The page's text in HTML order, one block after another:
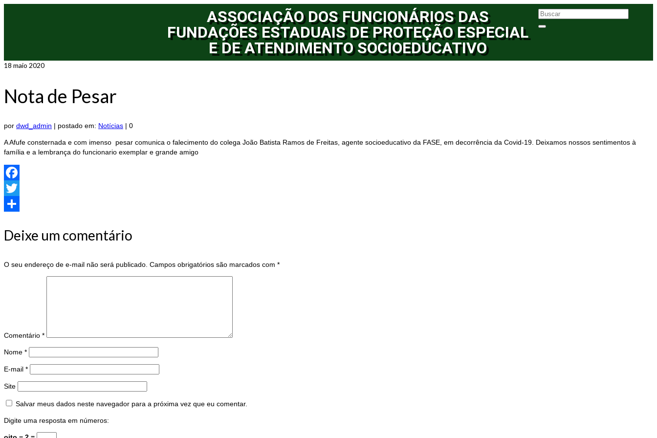
ASSOCIAÇÃO DOS FUNCIONÁRIOS DAS
FUNDAÇÕES ESTADUAIS DE PROTEÇÃO ESPECIAL
E DE ATENDIMENTO SOCIOEDUCATIVO
18 maio 2020
Nota de Pesar
por dwd_admin | postado em: Notícias | 0
A Afufe consternada e com imenso pesar comunica o falecimento do colega João Batista Ramos de Freitas, agente socioeducativo da FASE, em decorrência da Covid-19. Deixamos nossos sentimentos à
família e a lembrança do funcionario exemplar e grande amigo
Facebook
Twitter
Deixe um comentário
O seu endereço de e-mail não será publicado. Campos obrigatórios são marcados com *
Comentário *
Nome *
E-mail *
Site
Salvar meus dados neste navegador para a próxima vez que eu comentar.
Digite uma resposta em números: